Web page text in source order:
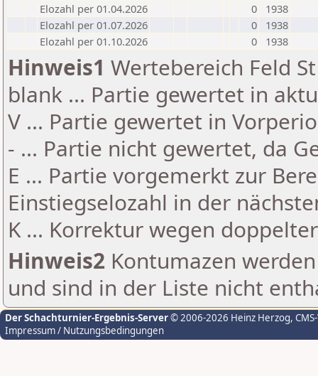
Elozahl per 01.04.2026
0
1938
Elozahl per 01.07.2026
0
1938
Elozahl per 01.10.2026
0 1938
Hinweis1 Wertebereich Feld
blank ... Partie gewertet in
V ... Partie gewertet in
- ... Partie nicht gewertet, da
E ... Partie vorgemerkt zur
Einstiegselozahl in der
K ... Korrektur wegen
Hinweis2 Kontumazen
und sind in der Liste nicht
Der Schachturnier-Ergebnis-Server© 2006-2026 Heinz Herzog,
Impressum / Nutzungsbedingungen